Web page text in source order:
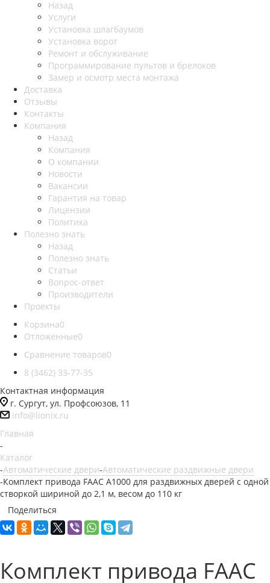
Назад
Услуги
Установка шлагбаумов
Установка ворот
Ремонт и обслуживание
Программирование пультов и брелоков
Замер и осмотр места монтажа
Доставка
Отзывы
Контакты
Компания
Назад
Компания
О компании
Новости
Вакансии
Гарантия на товар
Лицензии
Политика
Полезно знать
Назад
Полезно знать
Статьи
Вопрос-ответ
Производители
Проекты
Корзина0
Отложенные0
Сравнение товаров0
8 (3462) 33-77-35
Контактная информация
г. Сургут, ул. Профсоюзов, 11
info@lionix.ru
Главная
-
Каталог
-Автоматические двери-Автоматические раздвижные двери
-Комплект привода FAAC А1000 для раздвижных дверей с одной
створкой шириной до 2,1 м, весом до 110 кг
Поделиться
Комплект привода FAAC